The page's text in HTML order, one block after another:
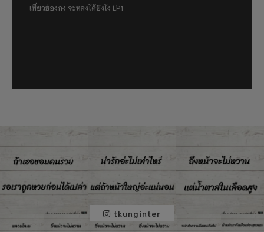
เที่ยวฮ่องกง จะหลงได้ยังไง EP1
tkunginter